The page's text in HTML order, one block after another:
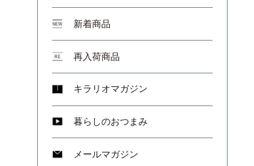
新着商品
再入荷商品
キラリオマガジン
暮らしのおつまみ
メールマガジン